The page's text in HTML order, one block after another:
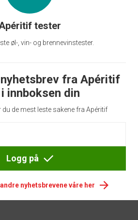
tester
øl-, vin- og brennevinstester.
fra Apéritif
innboksen din
de mest leste sakene fra Apéritif
Logg på
nyhetsbrevene våre her